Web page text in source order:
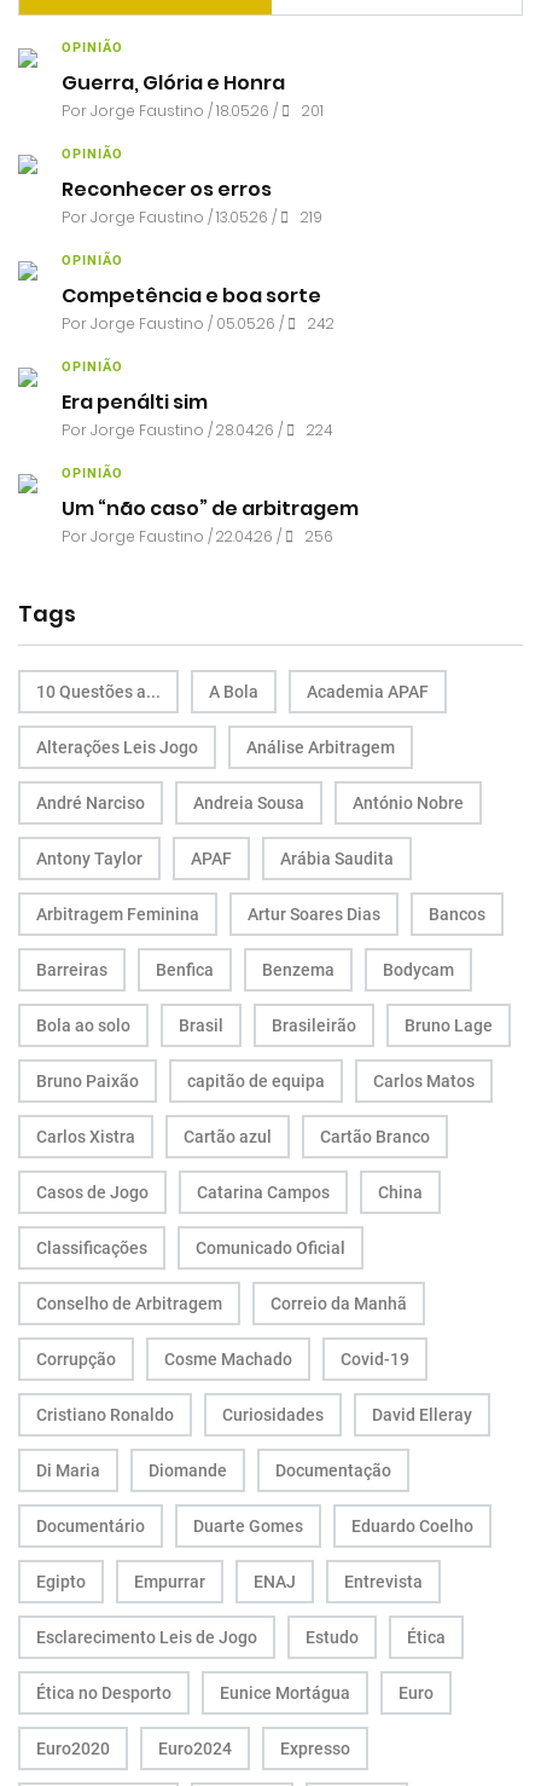
OPINIÃO
Guerra, Glória e Honra
PorJorge Faustino / 18.05.26 / 201
OPINIÃO
Reconhecer os erros
PorJorge Faustino / 13.05.26 / 219
OPINIÃO
Competência e boa sorte
PorJorge Faustino / 05.05.26 / 242
OPINIÃO
Era penálti sim
PorJorge Faustino / 28.04.26 / 224
OPINIÃO
Um “não caso” de arbitragem
PorJorge Faustino / 22.04.26 / 256
Tags
10 Questões a... A Bola Academia APAF
Alterações Leis Jogo Análise Arbitragem
André Narciso Andreia Sousa António Nobre
Antony Taylor APAF Arábia Saudita
Arbitragem Feminina Artur Soares Dias Bancos
Barreiras Benfica Benzema Bodycam
Bola ao solo Brasil Brasileirão Bruno Lage
Bruno Paixão capitão de equipa Carlos Matos
Carlos Xistra Cartão azul Cartão Branco
Casos de Jogo Catarina Campos China
Classificações Comunicado Oficial
Conselho de Arbitragem Correio da Manhã
Corrupção Cosme Machado Covid-19
Cristiano Ronaldo Curiosidades David Elleray
Di Maria Diomande Documentação
Documentário Duarte Gomes Eduardo Coelho
Egipto Empurrar ENAJ Entrevista
Esclarecimento Leis de Jogo Estudo Ética
Ética no Desporto Eunice Mortágua Euro
Euro2020 Euro2024 Expresso